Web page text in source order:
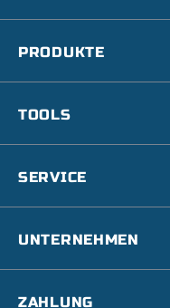
PRODUKTE
TOOLS
SERVICE
UNTERNEHMEN
ZAHLUNG